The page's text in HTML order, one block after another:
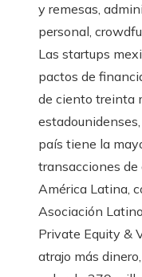
y remesas,
personal,
Las startups
pactos de
de ciento treinta
país tiene la
transacciones
América Latina,
Asociación
Private Equity &
atrajo más